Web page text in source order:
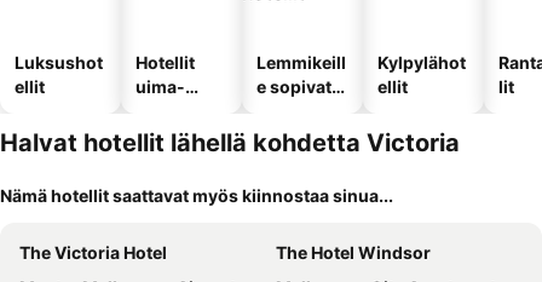
Luksushot
ellit
Hotellit
uima-
Lemmikeill
e sopivat
Kylpylähot
ellit
lit
Halvat hotellit lähellä kohdetta Victoria
Nämä hotellit saattavat myös kiinnostaa sinua...
The Victoria Hotel
The Hotel Windsor